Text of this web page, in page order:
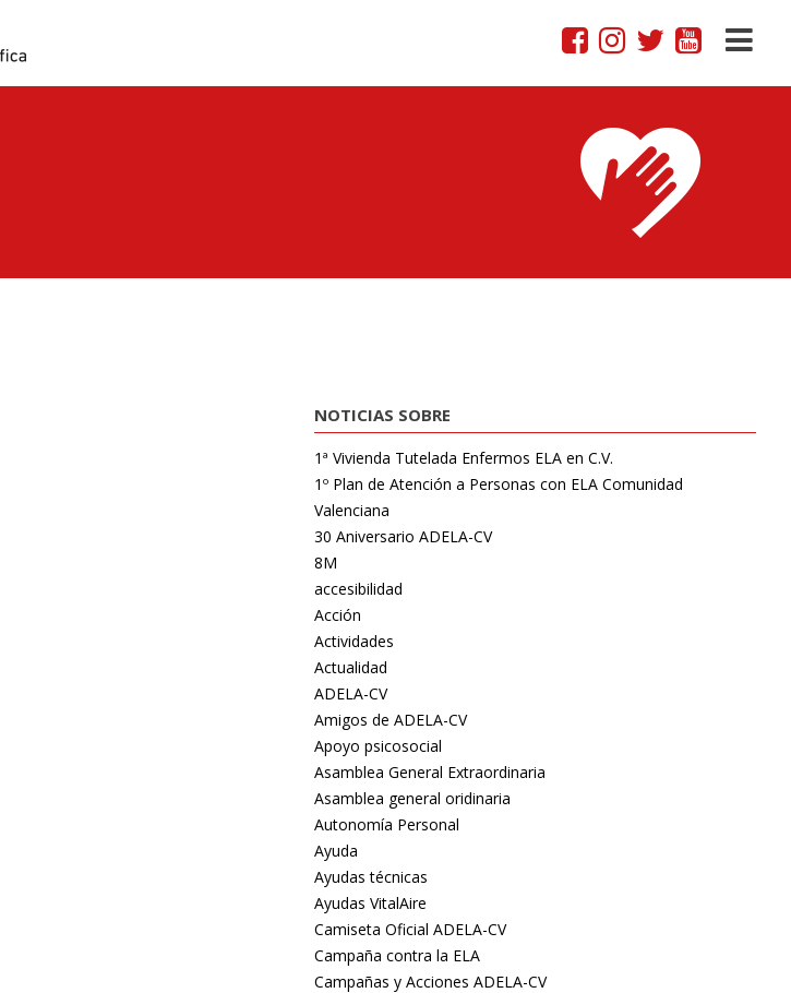
NOTICIAS SOBRE
1ª Vivienda Tutelada Enfermos ELA en C.V.
1º Plan de Atención a Personas con ELA Comunidad
Valenciana
30 Aniversario ADELA-CV
8M
accesibilidad
Acción
Actividades
Actualidad
ADELA-CV
Amigos de ADELA-CV
Apoyo psicosocial
Asamblea General Extraordinaria
Asamblea general oridinaria
Autonomía Personal
Ayuda
Ayudas técnicas
Ayudas VitalAire
Camiseta Oficial ADELA-CV
Campaña contra la ELA
Campañas y Acciones ADELA-CV